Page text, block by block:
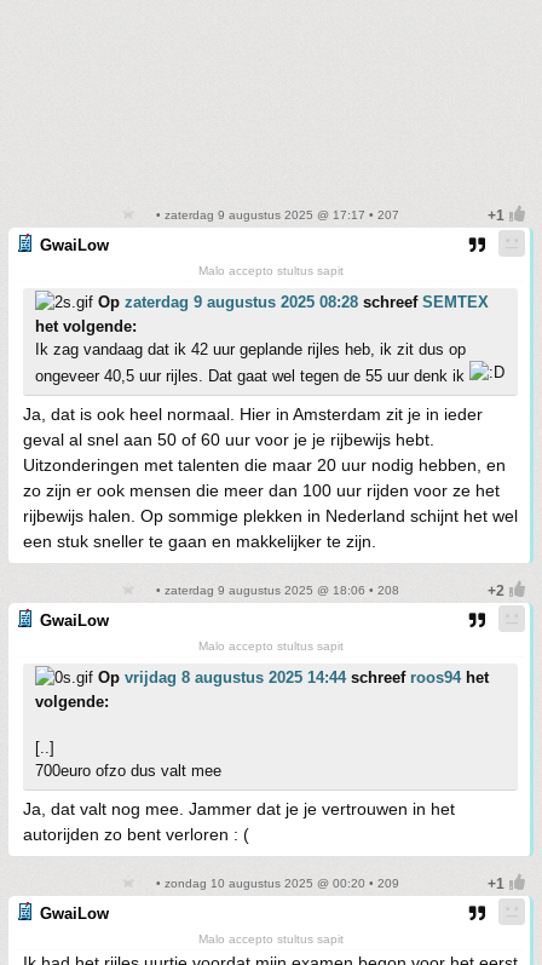
• zaterdag 9 augustus 2025 @ 17:17 • 207
GwaiLow
Malo accepto stultus sapit
Op zaterdag 9 augustus 2025 08:28 schreef SEMTEX
het volgende:
Ik zag vandaag dat ik 42 uur geplande rijles heb, ik zit dus op
ongeveer 40,5 uur rijles. Dat gaat wel tegen de 55 uur denk ik
Ja, dat is ook heel normaal. Hier in Amsterdam zit je in ieder
geval al snel aan 50 of 60 uur voor je je rijbewijs hebt.
Uitzonderingen met talenten die maar 20 uur nodig hebben, en
zo zijn er ook mensen die meer dan 100 uur rijden voor ze het
rijbewijs halen. Op sommige plekken in Nederland schijnt het wel
een stuk sneller te gaan en makkelijker te zijn.
• zaterdag 9 augustus 2025 @ 18:06 • 208
GwaiLow
Malo accepto stultus sapit
Op vrijdag 8 augustus 2025 14:44schreef roos94het
volgende:
[..]
700euro ofzo dus valt mee
Ja, dat valt nog mee. Jammer dat je je vertrouwen in het
autorijden zo bent verloren : (
• zondag 10 augustus 2025 @ 00:20 • 209
GwaiLow
Malo accepto stultus sapit